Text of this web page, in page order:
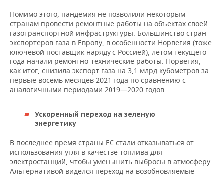
Помимо этого, пандемия не позволили некоторым
странам провести ремонтные работы на объектах своей
газотранспортной инфраструктуры. Большинство стран-
экспортеров газа в Европу, в особенности Норвегия (тоже
ключевой поставщик наряду с Россией), летом текущего
года начали ремонтно-технические работы. Норвегия,
как итог, снизила экспорт газа на 3,1 млрд кубометров за
первые восемь месяцев 2021 года по сравнению с
аналогичными периодами 2019—2020 годов.
Ускоренный переход на зеленую
энергетику
В последнее время страны ЕС стали отказываться от
использования угля в качестве топлива для
электростанций, чтобы уменьшить выбросы в атмосферу.
Альтернативой виделся переход на возобновляемые